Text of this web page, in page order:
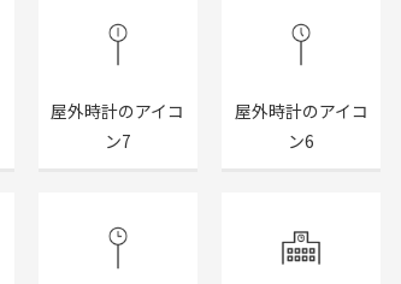
屋外時計のアイコ
ン7
屋外時計のアイコ
ン6